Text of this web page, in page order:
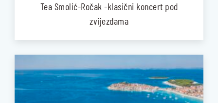
Tea Smolić-Ročak -klasični koncert pod
zvijezdama